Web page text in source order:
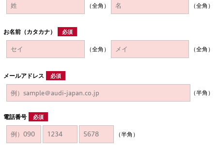
（全角） （全角）
お名前（カタカナ） 必須
（全角） （全角）
メールアドレス 必須
（半角）
電話番号 必須
（半角）